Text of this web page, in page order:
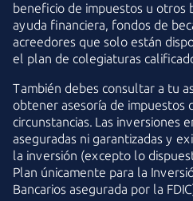
beneficio de impuestos u otros
ayuda financiera, fondos de
acreedores que solo están
el plan de colegiaturas
También debes consultar a tu
obtener asesoría de impuestos
circunstancias. Las inversiones
aseguradas ni garantizadas y
la inversión (excepto lo
Plan únicamente para la
Bancarios asegurada por la